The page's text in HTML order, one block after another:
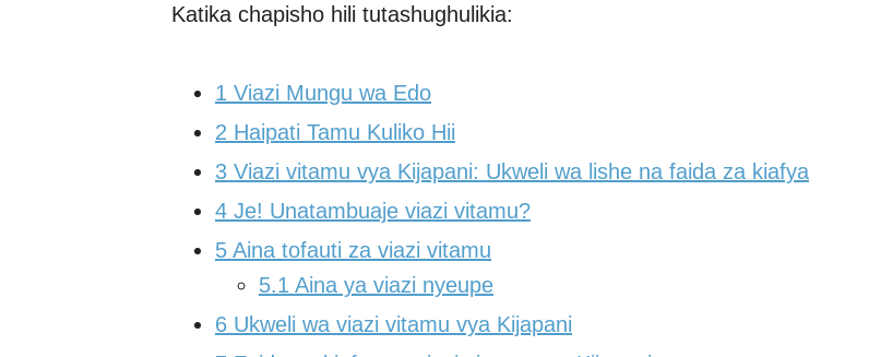
Katika chapisho hili tutashughulikia:
1 Viazi Mungu wa Edo
2 Haipati Tamu Kuliko Hii
3 Viazi vitamu vya Kijapani: Ukweli wa lishe na faida za kiafya
4 Je! Unatambuaje viazi vitamu?
5 Aina tofauti za viazi vitamu
5.1 Aina ya viazi nyeupe
6 Ukweli wa viazi vitamu vya Kijapani